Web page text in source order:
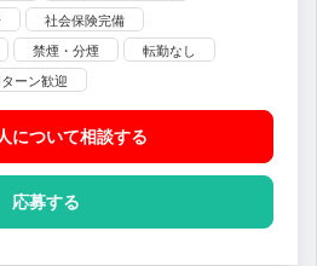
社会保険完備
禁煙・分煙
転勤なし
ーン歓迎
について相談する
応募する